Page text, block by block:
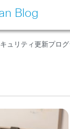
Blog
ュリティ更新プロ